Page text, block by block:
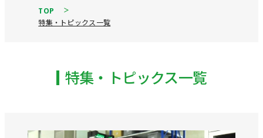
TOP
特集・トピックス一覧
特集・トピックス一覧